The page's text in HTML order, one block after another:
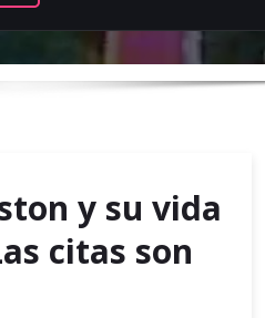
y su vida
citas son